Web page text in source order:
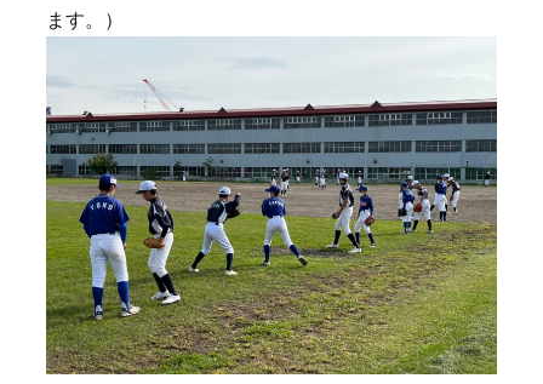
ます。）